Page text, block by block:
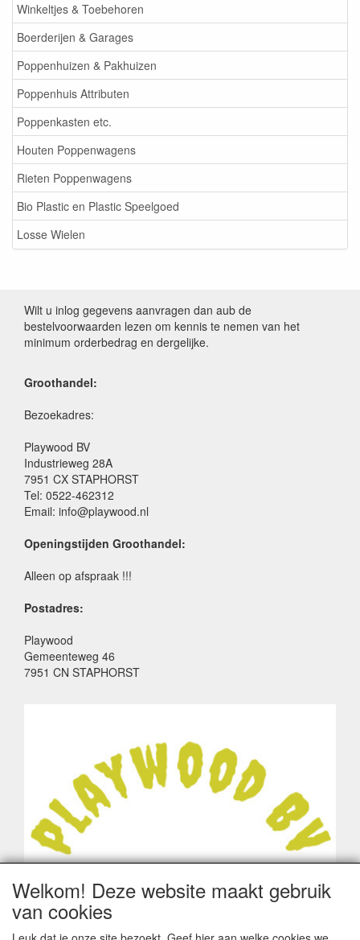
Winkeltjes & Toebehoren
Boerderijen & Garages
Poppenhuizen & Pakhuizen
Poppenhuis Attributen
Poppenkasten etc.
Houten Poppenwagens
Rieten Poppenwagens
Bio Plastic en Plastic Speelgoed
Losse Wielen
Wilt u inlog gegevens aanvragen dan aub de
bestelvoorwaarden lezen om kennis te nemen van het
minimum orderbedrag en dergelijke.
Groothandel:
Bezoekadres:
Playwood BV
Industrieweg 28A
7951 CX STAPHORST
Tel: 0522-462312
Email: info@playwood.nl
Openingstijden Groothandel:
Alleen op afspraak !!!
Postadres:
Playwood
Gemeenteweg 46
7951 CN STAPHORST
Welkom! Deze website maakt gebruik
van cookies